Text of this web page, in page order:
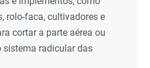
rolo-faca, cultivadores e
cortar a parte aérea ou
sistema radicular das